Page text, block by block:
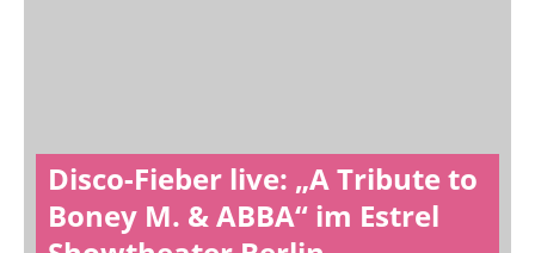
Disco-Fieber live: „A Tribute to
Boney M. & ABBA“ im Estrel